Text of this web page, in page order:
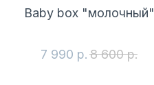
Baby box "молочный"
7 990 р. 8 600 р.
Все